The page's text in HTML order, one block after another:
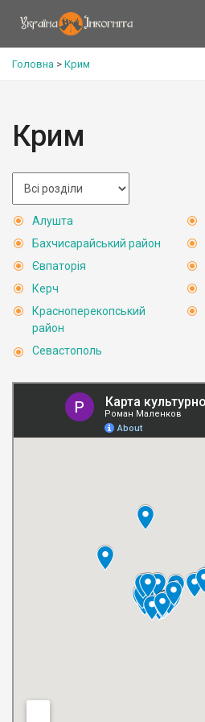
Головна > Крим
Крим
Алушта
Бахчисарайський район
Євпаторія
Керч
Красноперекопський
район
Севастополь